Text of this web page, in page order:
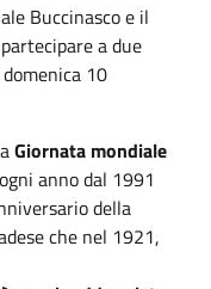
Buccinasco e il
a due
10
Giornata mondiale
anno dal 1991
della
che nel 1921,